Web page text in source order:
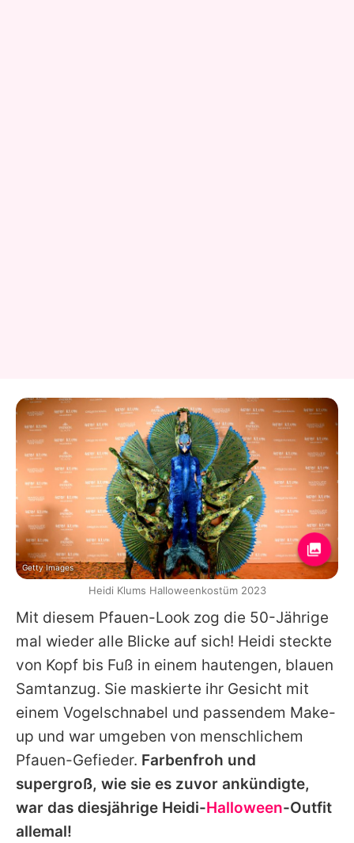
Mit diesem Pfauen-Look zog die 50-Jährige
mal wieder alle Blicke auf sich! Heidi steckte
von Kopf bis Fuß in einem hautengen, blauen
Samtanzug. Sie maskierte ihr Gesicht mit
einem Vogelschnabel und passendem Make-
up und war umgeben von menschlichem
Pfauen-Gefieder. Farbenfroh und
supergroß, wie sie es zuvor ankündigte,
war das diesjährige Heidi-Halloween-Outfit
allemal!
Getty Images
Heidi Klums Halloweenkostüm 2023